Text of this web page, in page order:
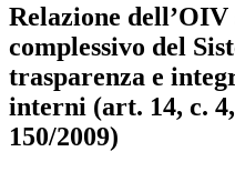
Relazione
complessivo del
trasparenza e
interni (art. 14, c.
150/2009)